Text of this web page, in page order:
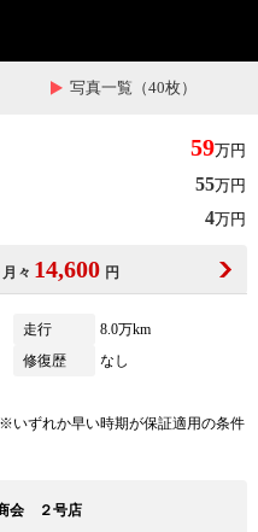
写真一覧（40枚）
59万円
55万円
4万円
月々 14,600 円
走行
8.0万km
修復歴
なし
いずれか早い時期が保証適用の条件
会 ２号店